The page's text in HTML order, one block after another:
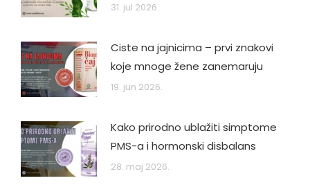
31. jul 2026.
Ciste na jajnicima – prvi znakovi
koje mnoge žene zanemaruju
19. jun 2026.
Kako prirodno ublažiti simptome
PMS-a i hormonski disbalans
28. maj 2026.